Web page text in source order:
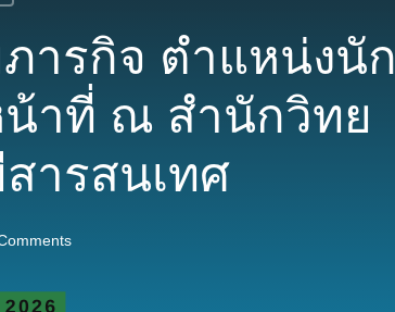
ารกิจ ตำแหน่งนัก
าที่ ณ สำนักวิทย
ารสนเทศ